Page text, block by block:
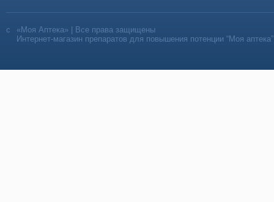
«Моя Аптека» | Все права защищены
Интернет-магазин препаратов для повышения потенции “Моя